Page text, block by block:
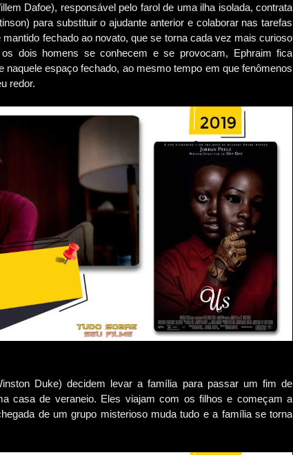
Dafoe), responsável pelo farol de uma ilha isolada, contrata
para substituir o ajudante anterior e colaborar nas tarefas
fechado ao novato, que se torna cada vez mais curioso
dois homens se conhecem e se provocam, Ephraim fica
espaço fechado, ao mesmo tempo em que fenômenos
redor.
Duke) decidem levar a família para passar um fim de
casa de veraneio. Eles viajam com os filhos e começam a
de um grupo misterioso muda tudo e a família se torna